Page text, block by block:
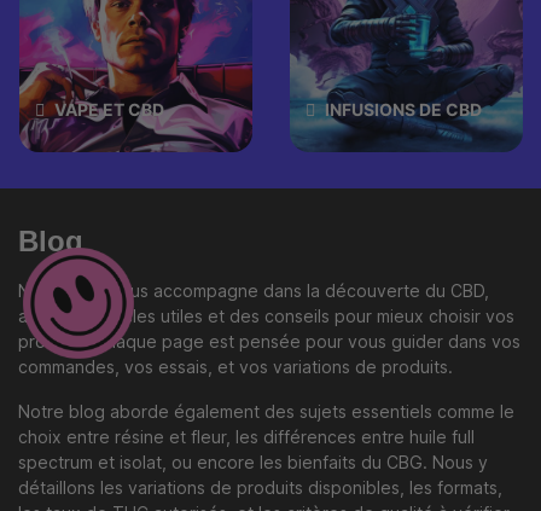
VAPE ET CBD INFUSIONS DE CBD
Blog
Notre blog vous accompagne dans la découverte du CBD,
avec des articles utiles et des conseils pour mieux choisir vos
produits. Chaque page est pensée pour vous guider dans vos
commandes, vos essais, et vos variations de produits.
Notre blog aborde également des sujets essentiels comme le
choix entre résine et fleur, les différences entre huile full
spectrum et isolat, ou encore les bienfaits du CBG. Nous y
détaillons les variations de produits disponibles, les formats,